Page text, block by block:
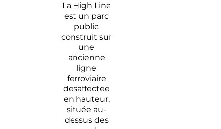
La High Line
est un parc
public
construit sur
une
ancienne
ligne
ferroviaire
désaffectée
en hauteur,
située au-
dessus des